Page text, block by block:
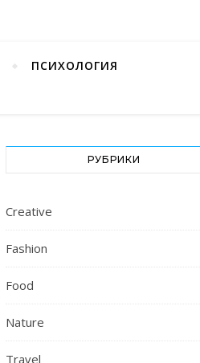
ПСИХОЛОГИЯ
РУБРИКИ
Creative
Fashion
Food
Nature
Travel